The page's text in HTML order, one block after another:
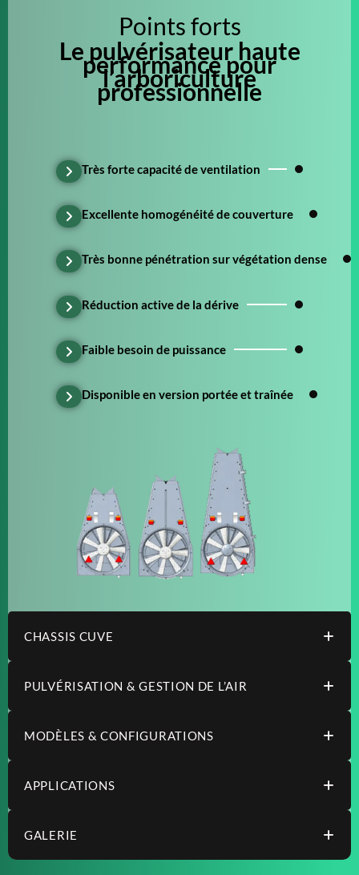
Points forts
Le pulvérisateur haute
performance pour
l’arboriculture
professionnelle
Très forte capacité de ventilation
Excellente homogénéité de couverture
Très bonne pénétration sur végétation dense
Réduction active de la dérive
Faible besoin de puissance
Disponible en version portée et traînée
CHASSIS CUVE
PULVÉRISATION & GESTION DE L’AIR
MODÈLES & CONFIGURATIONS
APPLICATIONS
GALERIE